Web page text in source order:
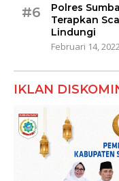
#6
Polres
Terapkan
Lindungi
Februari 14,
IKLAN